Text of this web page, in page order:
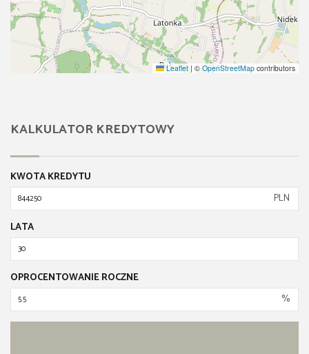
Leaflet | © OpenStreetMap contributors
KALKULATOR KREDYTOWY
KWOTA KREDYTU
PLN
LATA
OPROCENTOWANIE ROCZNE
%